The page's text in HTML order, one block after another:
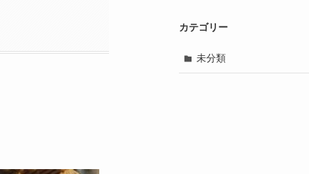
カテゴリー
未分類